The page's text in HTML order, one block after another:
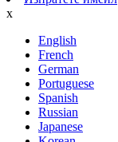
x
English
French
German
Portuguese
Spanish
Russian
Japanese